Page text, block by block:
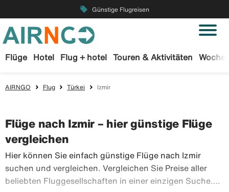
local_offer Günstige Flugreisen
Flüge Hotel Flug + hotel Touren & Aktivitäten
AIRNGO Flug Türkei Izmir
Flüge nach Izmir – hier günstige Flüge
vergleichen
Hier können Sie einfach günstige Flüge nach Izmir
suchen und vergleichen. Vergleichen Sie Preise aller
beliebten Fluggesellschaften in einer einzigen Suche.